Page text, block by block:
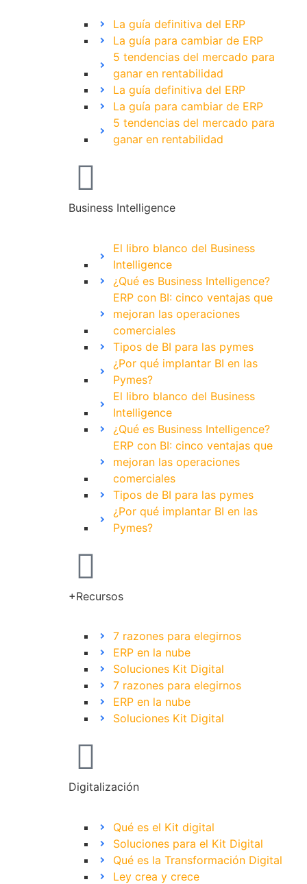
La guía definitiva del ERP
La guía para cambiar de ERP
5 tendencias del mercado para
ganar en rentabilidad
La guía definitiva del ERP
La guía para cambiar de ERP
5 tendencias del mercado para
ganar en rentabilidad
Business Intelligence
El libro blanco del Business
Intelligence
¿Qué es Business Intelligence?
ERP con BI: cinco ventajas que
mejoran las operaciones
comerciales
Tipos de BI para las pymes
¿Por qué implantar BI en las
Pymes?
El libro blanco del Business
Intelligence
¿Qué es Business Intelligence?
ERP con BI: cinco ventajas que
mejoran las operaciones
comerciales
Tipos de BI para las pymes
¿Por qué implantar BI en las
Pymes?
+Recursos
7 razones para elegirnos
ERP en la nube
Soluciones Kit Digital
7 razones para elegirnos
ERP en la nube
Soluciones Kit Digital
Digitalización
Qué es el Kit digital
Soluciones para el Kit Digital
Qué es la Transformación Digital
Ley crea y crece